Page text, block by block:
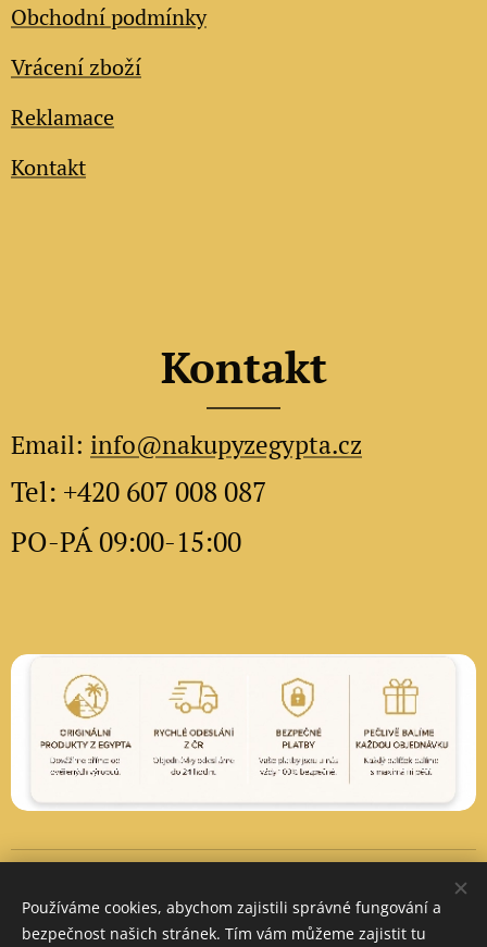
Obchodní podmínky
Vrácení zboží
Reklamace
Kontakt
Kontakt
Email: info@nakupyzegypta.cz
Tel: +420 607 008 087
PO-PÁ 09:00-15:00
Měna
CZK Kč
EUR € PLN zł
Používáme cookies, abychom zajistili správné fungování a
bezpečnost našich stránek. Tím vám můžeme zajistit tu